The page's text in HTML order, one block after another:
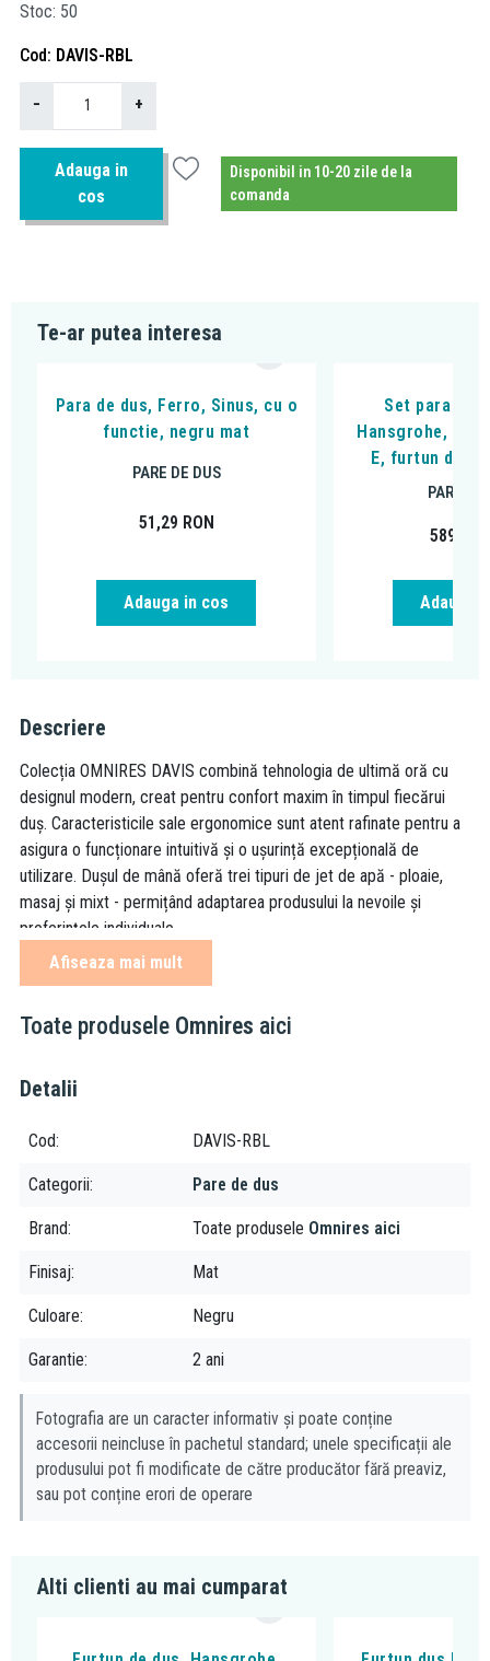
Stoc 50
Cod DAVIS-RBL
− +
Adauga in
cos
Disponibil in 10-20 zile de la
comanda
Te-ar putea interesa
Para de dus, Ferro, Sinus, cu o
functie, negru mat
PARE DE DUS
51,29 RON
Adauga in cos
Set para si
Hansgrohe,
E, furtun de
PARE DE
589,86
Adauga
Descriere
Colecția OMNIRES DAVIS combină tehnologia de ultimă oră cu
designul modern, creat pentru confort maxim în timpul fiecărui
duș. Caracteristicile sale ergonomice sunt atent rafinate pentru a
asigura o funcționare intuitivă și o ușurință excepțională de
utilizare. Dușul de mână oferă trei tipuri de jet de apă - ploaie,
masaj și mixt - permițând adaptarea produsului la nevoile și
preferințele individuale.
Negrul mat este un finisaj expresiv, cu o suprafață catifelată la
3 funcții, jeturi de apă: ploaie, masaj, mixt
Afiseaza mai mult
Toate produsele Omnires aici
Detalii
Cod DAVIS-RBL
Categorii Pare de dus
Brand Toate produsele Omnires aici
Finisaj Mat
Culoare Negru
Garantie 2 ani
Fotografia are un caracter informativ și poate conține
accesorii neincluse în pachetul standard; unele specificații ale
produsului pot fi modificate de către producător fără preaviz,
sau pot conține erori de operare
Alti clienti au mai cumparat